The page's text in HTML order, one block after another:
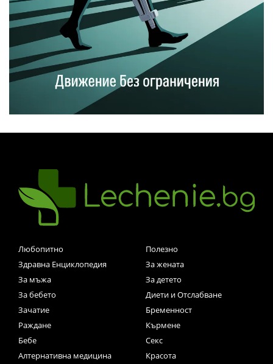
Любопитно
Полезно
Здравна Енциклопедия
За жената
За мъжа
За детето
За бебето
Диети и Отслабване
Зачатие
Бременност
Раждане
Кърмене
Бебе
Секс
Алтернативна медицина
Красота